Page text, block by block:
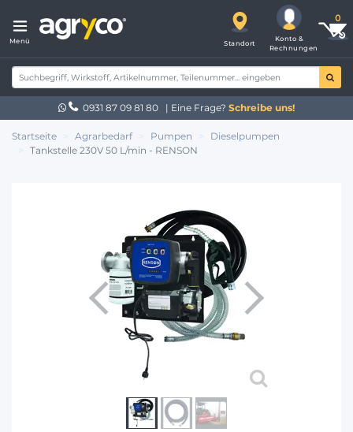
Menü Standort
Konto &
Rechnungen
0931 87 09 81 80 | Eine Frage? Schreibe uns!
Startseite Agrarbedarf Pumpen
Dieselpumpen
Tankstelle 230V 50 L/min - RENSON